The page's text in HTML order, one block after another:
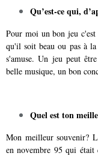
Qu’est-ce qui,
Pour moi un bon jeu
qu'il soit beau ou pas à
s'amuse. Un jeu peut
belle musique, un bon
Quel est ton
Mon meilleur souvenir?
en novembre 95 qui était